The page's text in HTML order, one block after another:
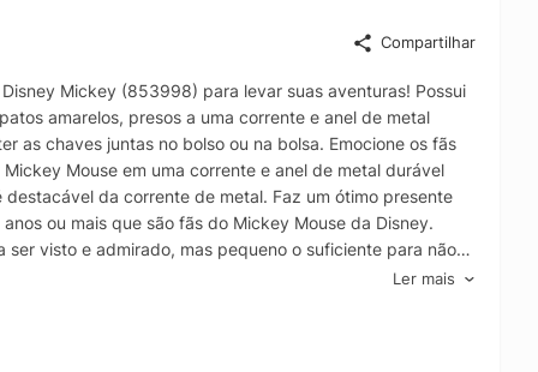
Compartilhar
Mickey (853998) para levar suas aventuras! Possui
amarelos, presos a uma corrente e anel de metal
as chaves juntas no bolso ou na bolsa. Emocione os fãs
Mouse em uma corrente e anel de metal durável
da corrente de metal. Faz um ótimo presente
ou mais que são fãs do Mickey Mouse da Disney.
visto e admirado, mas pequeno o suficiente para não
Ler mais